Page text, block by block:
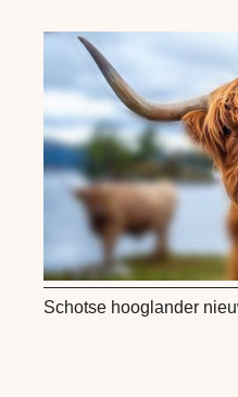
Schotse hooglander